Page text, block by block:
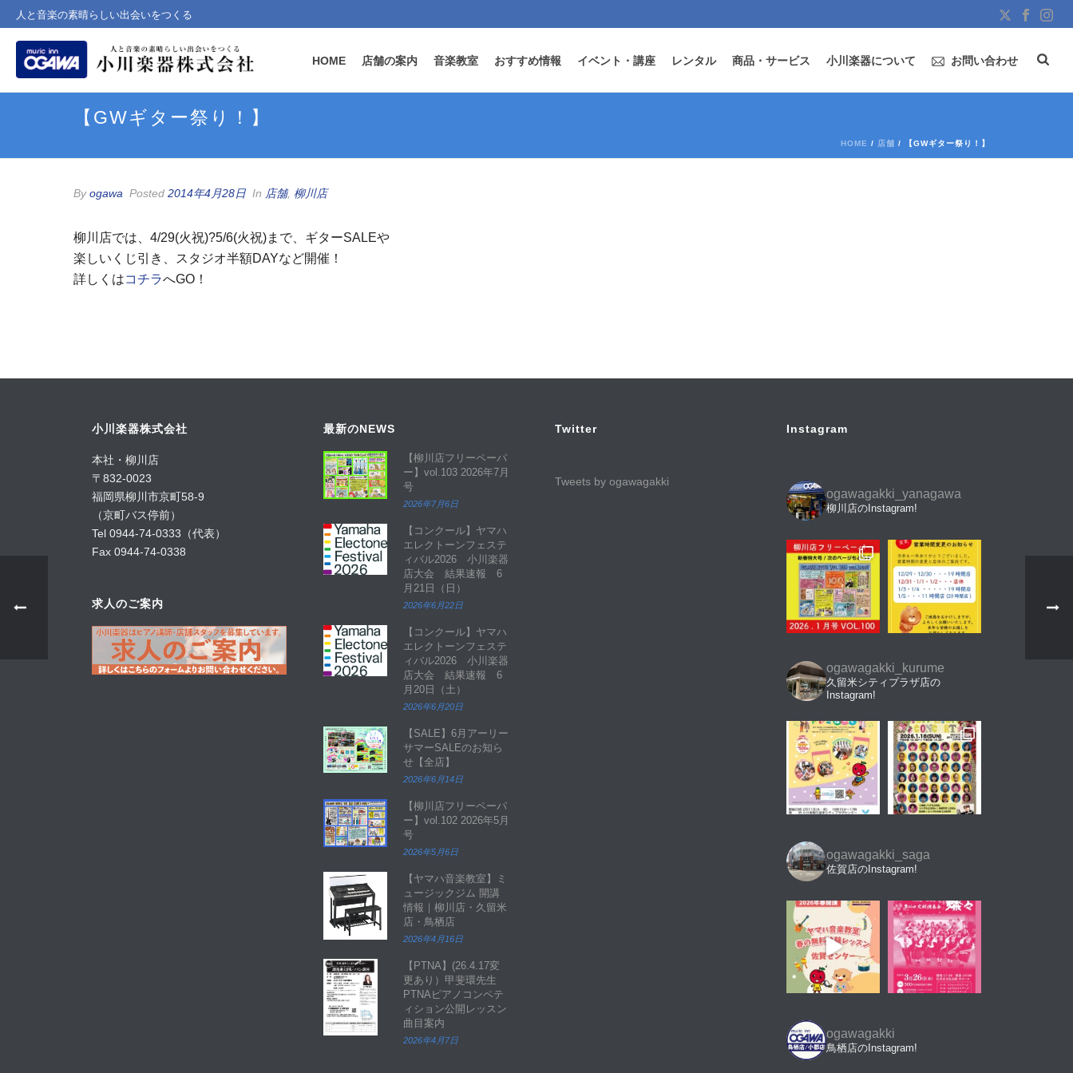
人と音楽の素晴らしい出会いをつくる
HOME 店舗の案内 音楽教室 おすすめ情報 イベント・講座 レンタル 商品・サービス 小川楽器について お問い合わせ
【GWギター祭り！】
HOME / 店舗 / 【GWギター祭り！】
Byogawa Posted 2014年4月28日 In 店舗, 柳川店
柳川店では、4/29(火祝)?5/6(火祝)まで、ギターSALEや
楽しいくじ引き、スタジオ半額DAYなど開催！
詳しくはコチラへGO！
小川楽器株式会社
本社・柳川店
〒832-0023
福岡県柳川市京町58-9
（京町バス停前）
Tel 0944-74-0333（代表）
Fax 0944-74-0338
求人のご案内
最新のNEWS
【柳川店フリーペーパ
ー】vol.103 2026年7月
号
2026年7月6日
【コンクール】ヤマハ
エレクトーンフェステ
ィバル2026 小川楽器
店大会 結果速報 6
月21日（日）
2026年6月22日
【コンクール】ヤマハ
エレクトーンフェステ
ィバル2026 小川楽器
店大会 結果速報 6
月20日（土）
2026年6月20日
【SALE】6月アーリー
サマーSALEのお知ら
せ【全店】
2026年6月14日
【柳川店フリーペーパ
ー】vol.102 2026年5月
号
2026年5月6日
【ヤマハ音楽教室】ミ
ュージックジム 開講
情報｜柳川店・久留米
店・鳥栖店
2026年4月16日
【PTNA】(26.4.17変
更あり）甲斐環先生
PTNAピアノコンペテ
ィション公開レッスン
曲目案内
2026年4月7日
Twitter
Tweets by ogawagakki
Instagram
ogawagakki_yanagawa
柳川店のInstagram!
ogawagakki_kurume
久留米シティプラザ店の
Instagram!
ogawagakki_saga
佐賀店のInstagram!
ogawagakki
鳥栖店のInstagram!